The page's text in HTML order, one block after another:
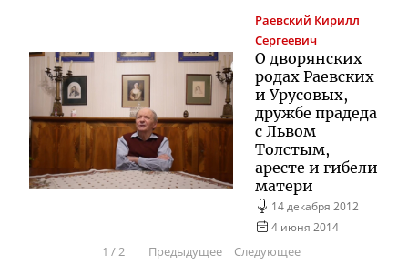
Раевский Кирилл
Сергеевич
О дворянских
родах Раевских
и Урусовых,
дружбе прадеда
с Львом
Толстым,
аресте и гибели
матери
14 декабря 2012
4 июня 2014
1 /2 Предыдущее
Следующее